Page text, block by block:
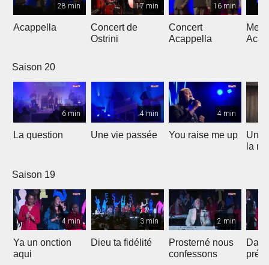
28 min
Acappella
17 min
Concert de
Ostrini
16 min
Concert
Acappella
Saison 20
6 min
La question
4 min
Une vie passée
4 min
You raise me up
Une
la
Saison 19
4 min
Ya un onction
aqui
3 min
Dieu ta fidélité
2 min
Prosterné nous
confessons